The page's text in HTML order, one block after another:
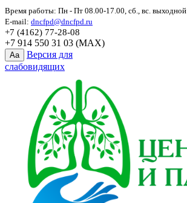
Время работы: Пн - Пт 08.00-17.00, сб., вс. выходной
E-mail: dncfpd@dncfpd.ru
+7 (4162) 77-28-08
+7 914 550 31 03 (MAX)
Aa
Версия для
слабовидящих